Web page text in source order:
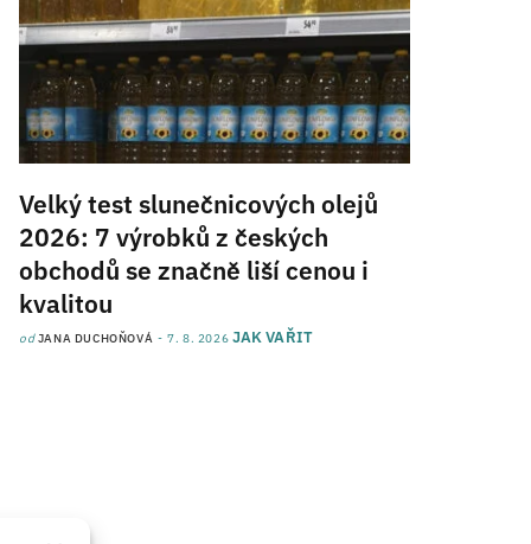
Velký test slunečnicových olejů
2026: 7 výrobků z českých
obchodů se značně liší cenou i
kvalitou
odJANA DUCHOŇOVÁ 7. 8. 2026 JAK VAŘIT